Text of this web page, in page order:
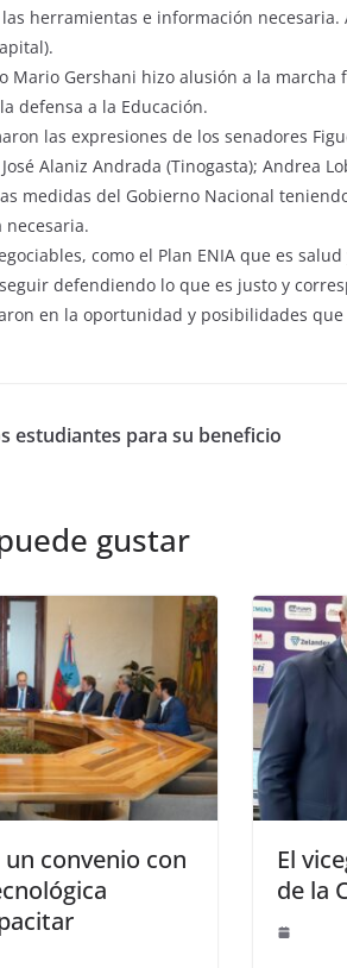
herramientas e información
Mario Gershani hizo alusión a la
defensa a la Educación.
las expresiones de los senadores
Alaniz Andrada (Tinogasta); Andrea
medidas del Gobierno Nacional
como el Plan ENIA que es
defendiendo lo que es justo y
en la oportunidad y posibilidades
estudiantes para su beneficio
gustar
convenio con
El
de la